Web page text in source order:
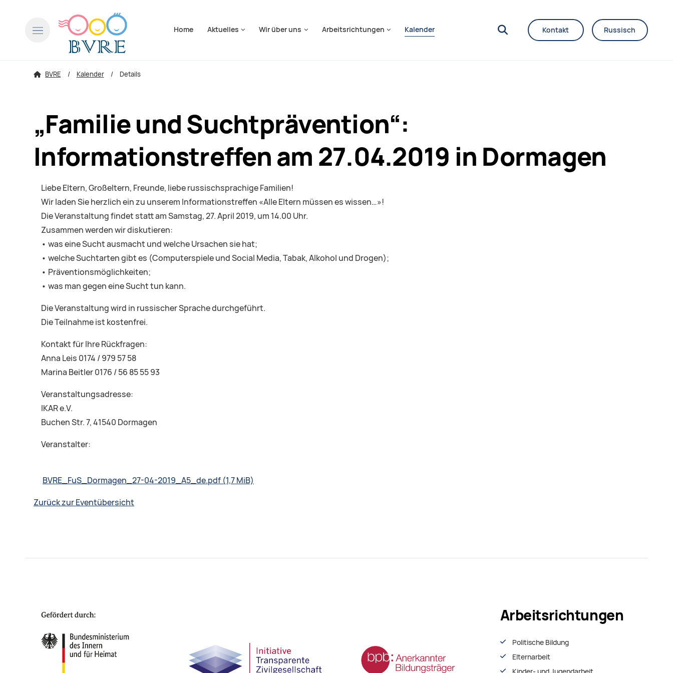
Home
Aktuelles Wir über uns Arbeitsrichtungen Kalender Kontakt Russisch
BVRE Kalender Details
„Familie und Suchtprävention“:
Informationstreffen am 27.04.2019 in Dormagen
Liebe Eltern, Großeltern, Freunde, liebe russischsprachige Familien!
Wir laden Sie herzlich ein zu unserem Informationstreffen «Alle Eltern müssen es wissen…»!
Die Veranstaltung findet statt am Samstag, 27. April 2019, um 14.00 Uhr.
Zusammen werden wir diskutieren:
• was eine Sucht ausmacht und welche Ursachen sie hat;
• welche Suchtarten gibt es (Computerspiele und Social Media, Tabak, Alkohol und Drogen);
• Präventionsmöglichkeiten;
• was man gegen eine Sucht tun kann.
Die Veranstaltung wird in russischer Sprache durchgeführt.
Die Teilnahme ist kostenfrei.
Kontakt für Ihre Rückfragen:
Anna Leis 0174 / 979 57 58
Marina Beitler 0176 / 56 85 55 93
Veranstaltungsadresse:
IKAR e.V.
Buchen Str. 7, 41540 Dormagen
Veranstalter:
BVRE_FuS_Dormagen_27-04-2019_A5_de.pdf (1,7 MiB)
Zurück zur Eventübersicht
Arbeitsrichtungen
Politische Bildung
Elternarbeit